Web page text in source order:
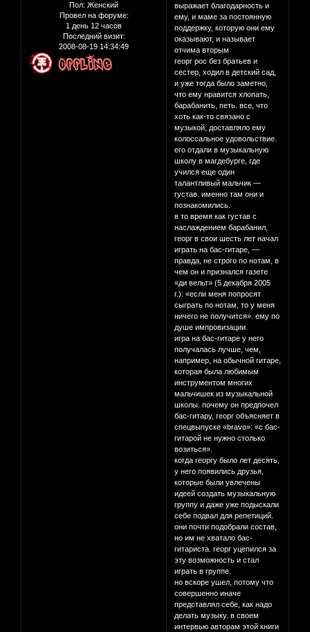
Пол: Женский
Провел на форуме:
1 день 12 часов
Последний визит:
2008-08-19 14:34:49
выражает благодарность и
ему, и маме за постоянную
поддержку, которую они ему
оказывают, и называет
отчима вторым
георг рос без братьев и
сестер, ходил в детский сад,
и уже тогда было заметно,
что ему нравится хлопать,
барабанить, петь. все, что
хоть как-то связано с
музыкой, доставляло ему
колоссальное удовольствие.
его отдали в музыкальную
школу в магдебурге, где
учился еще один
талантливый мальчик —
густав. именно там они и
познакомились.
в то время как густав с
наслаждением барабанил,
георг в свои шесть лет начал
играть на бас-гитаре, —
правда, не строго по нотам, в
чем он и признался газете
«ди вельт» (5 декабря 2005
г.): «если меня попросят
сыграть по нотам, то у меня
ничего не получится». ему по
душе импровизации.
игра на бас-гитаре у него
получалась лучше, чем,
например, на обычной гитаре,
которая была любимым
инструментом многих
мальчишек из музыкальной
школы. почему он предпочел
бас-гитару, георг объясняет в
спецвыпуске «bravo»: «с бас-
гитарой не нужно столько
возиться».
когда георгу было лет десять,
у него появились друзья,
которые были увлечены
идеей создать музыкальную
группу и даже уже подыскали
себе подвал для репетиций.
они почти подобрали состав,
но им не хватало бас-
гитариста. георг уцепился за
эту возможность и стал
играть в группе.
но вскоре ушел, потому что
совершенно иначе
представлял себе, как надо
делать музыку. в своем
интервью авторам этой книги